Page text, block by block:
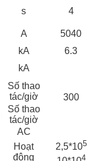
s 4
A
5040
kA
6.3
kA
Số thao
tác/giờ
300
Số thao
tác/giờ
AC
Hoạt
động
2,5*105
4